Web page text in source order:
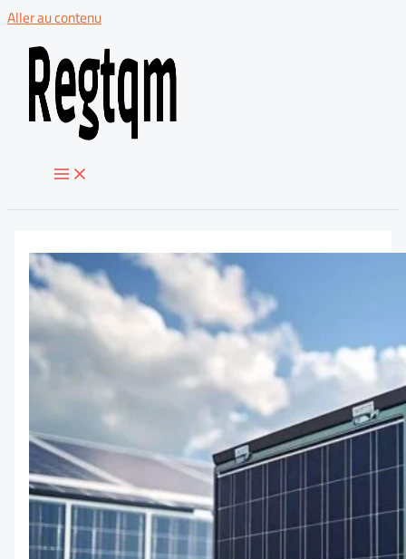
Aller au contenu